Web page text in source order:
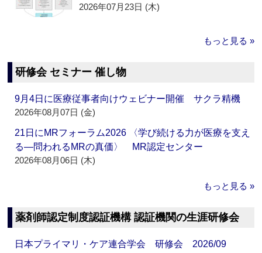
2026年07月23日 (木)
もっと見る »
研修会 セミナー 催し物
9月4日に医療従事者向けウェビナー開催 サクラ精機
2026年08月07日 (金)
21日にMRフォーラム2026 〈学び続ける力が医療を支え
る―問われるMRの真価〉 MR認定センター
2026年08月06日 (木)
もっと見る »
薬剤師認定制度認証機構 認証機関の生涯研修会
日本プライマリ・ケア連合学会 研修会 2026/09